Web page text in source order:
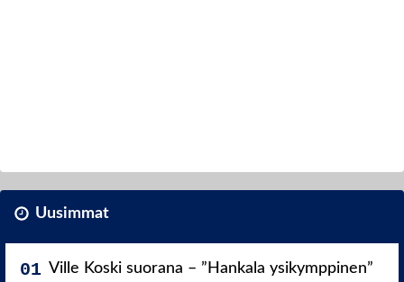
Uusimmat
Ville Koski suorana – ”Hankala ysikymppinen”